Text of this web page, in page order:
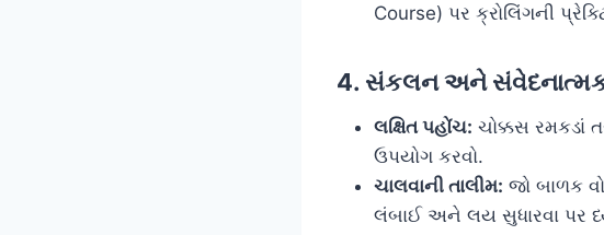
Course) પર ક્રોલિંગની
4. સંકલન અને
લક્ષિત પહોંચ: ચોક્કસ
ઉપયોગ કરવો.
ચાલવાની તાલીમ: જો બાળક
લંબાઈ અને લય સુધારવા પર